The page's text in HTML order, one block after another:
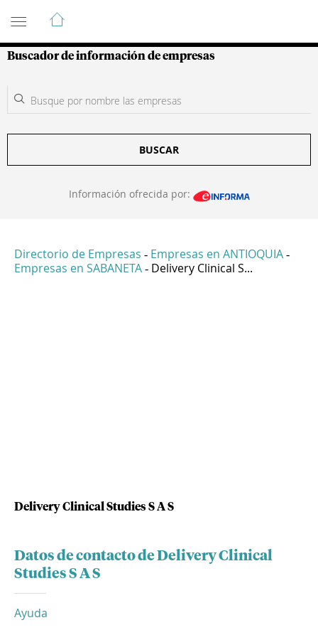
Guía de Empresas Colombianas
Buscador de información de empresas
BUSCAR
Información ofrecida por:
Directorio de Empresas - Empresas en ANTIOQUIA -
Empresas en SABANETA - Delivery Clinical S...
Delivery Clinical Studies S A S
Datos de contacto de Delivery Clinical
Studies S A S
Ayuda